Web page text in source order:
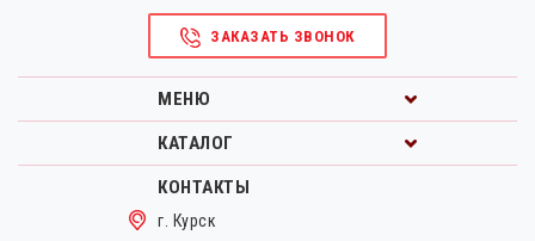
ЗАКАЗАТЬ ЗВОНОК
МЕНЮ
КАТАЛОГ
КОНТАКТЫ
г. Курск